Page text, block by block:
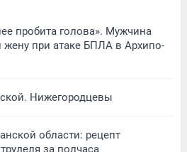
пробита голова». Мужчина
жену при атаке БПЛА в Архипо-
Нижегородцевы
области: рецепт